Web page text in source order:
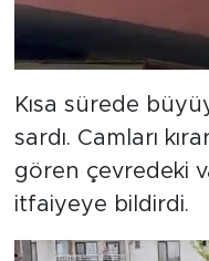
Kısa sürede
sardı. Camları
gören çevredeki
itfaiyeye bildirdi.